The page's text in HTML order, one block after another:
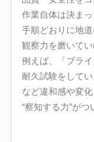
作業自体は決まっ
手順どおりに地
観察力を磨いてい
例えば、「ブラ
耐久試験をして
など違和感や変化
“察知する力”がつ